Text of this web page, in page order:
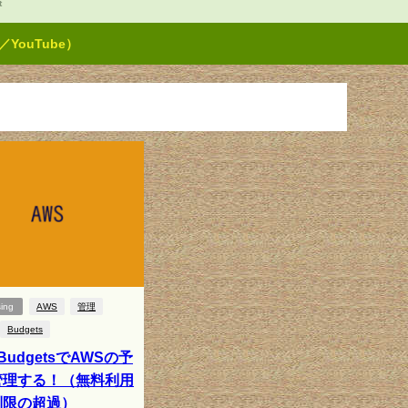
YouTube）
AWS 管理
Budgets
でAWSの予
する！（無料利用
の超過）